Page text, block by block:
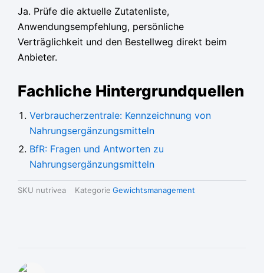
Ja. Prüfe die aktuelle Zutatenliste,
Anwendungsempfehlung, persönliche
Verträglichkeit und den Bestellweg direkt beim
Anbieter.
Fachliche Hintergrundquellen
Verbraucherzentrale: Kennzeichnung von
Nahrungsergänzungsmitteln
BfR: Fragen und Antworten zu
Nahrungsergänzungsmitteln
SKU nutrivea Kategorie Gewichtsmanagement